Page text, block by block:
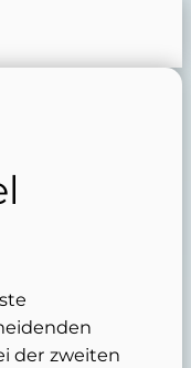
der zweiten